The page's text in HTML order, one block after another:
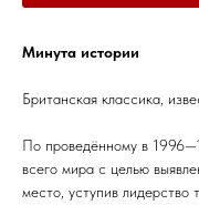
Минута истории
Британская классика,
По проведённому в
всего мира с целью
место, уступив лидерство